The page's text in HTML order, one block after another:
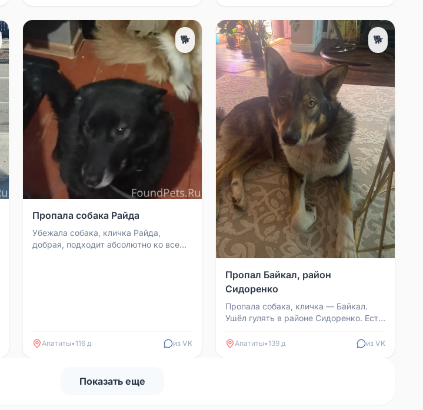
🐕
Пропала собака Райда
Убежала собака, кличка Райда,
добрая, подходит абсолютно ко всем.
Апатиты•116 д из VK
🐕
Пропал Байкал, район
Сидоренко
Пропала собака, кличка — Байкал.
Ушёл гулять в районе Сидоренко. Есть
его имя. Если ...
Апатиты•139 д из VK
Показать еще